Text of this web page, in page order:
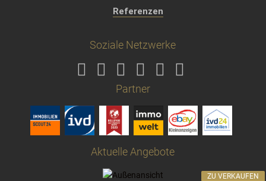
Referenzen
Soziale Netzwerke
Partner
Aktuelle Angebote
ZU VERKAUFEN